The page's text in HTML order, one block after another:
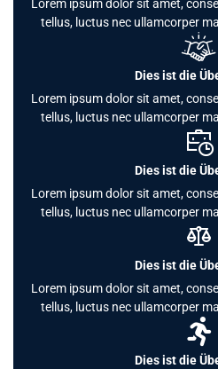
Lorem ipsum dolor sit amet,
tellus, luctus nec ullamcorper
Dies ist die
Lorem ipsum dolor sit amet,
tellus, luctus nec ullamcorper
Dies ist die
Lorem ipsum dolor sit amet,
tellus, luctus nec ullamcorper
Dies ist die
Lorem ipsum dolor sit amet,
tellus, luctus nec ullamcorper
Dies ist die